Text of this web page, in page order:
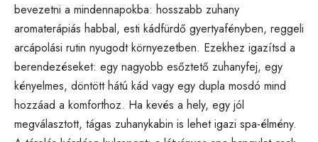
bevezetni a mindennapokba: hosszabb zuhany
aromaterápiás habbal, esti kádfürdő gyertyafényben, reggeli
arcápolási rutin nyugodt környezetben. Ezekhez igazítsd a
berendezéseket: egy nagyobb esőztető zuhanyfej, egy
kényelmes, döntött hátú kád vagy egy dupla mosdó mind
hozzáad a komforthoz. Ha kevés a hely, egy jól
megválasztott, tágas zuhanykabin is lehet igazi spa-élmény.